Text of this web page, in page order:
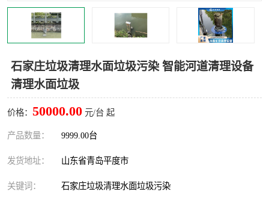
石家庄垃圾清理水面垃圾污染 智能河道清理设备
清理水面垃圾
价格： 50000.00 元/台 起
产品数量： 9999.00台
发货地址： 山东省青岛平度市
关键词： 石家庄垃圾清理水面垃圾污染
一体化泵闸
真空冲洗设备
水平自清洗格栅